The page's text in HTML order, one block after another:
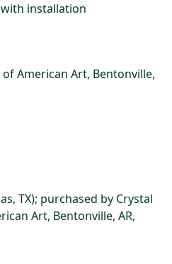
installation
American Art, Bentonville,
TX); purchased by Crystal
Art, Bentonville, AR,